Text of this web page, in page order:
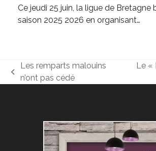
Ce jeudi 25 juin, la ligue de Bretagne
saison 2025 2026 en organisant…
previous
Les remparts malouins
n’ont pas cédé
Le «